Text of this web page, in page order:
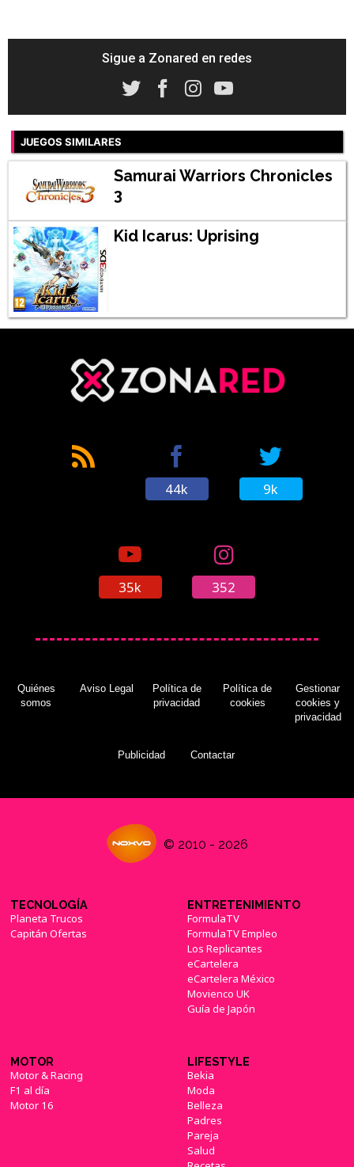
Sigue a Zonared en redes
JUEGOS SIMILARES
Samurai Warriors Chronicles
3
Kid Icarus: Uprising
44k 9k
35k 352
Quiénes
somos
Aviso Legal
Política de
privacidad
Política de
cookies
Gestionar
cookies y
privacidad
Publicidad Contactar
© 2010 - 2026
TECNOLOGÍA
Planeta Trucos
Capitán Ofertas
ENTRETENIMIENTO
FormulaTV
FormulaTV Empleo
Los Replicantes
eCartelera
eCartelera México
Movienco UK
Guía de Japón
MOTOR
Motor & Racing
F1 al día
Motor 16
LIFESTYLE
Bekia
Moda
Belleza
Padres
Pareja
Salud